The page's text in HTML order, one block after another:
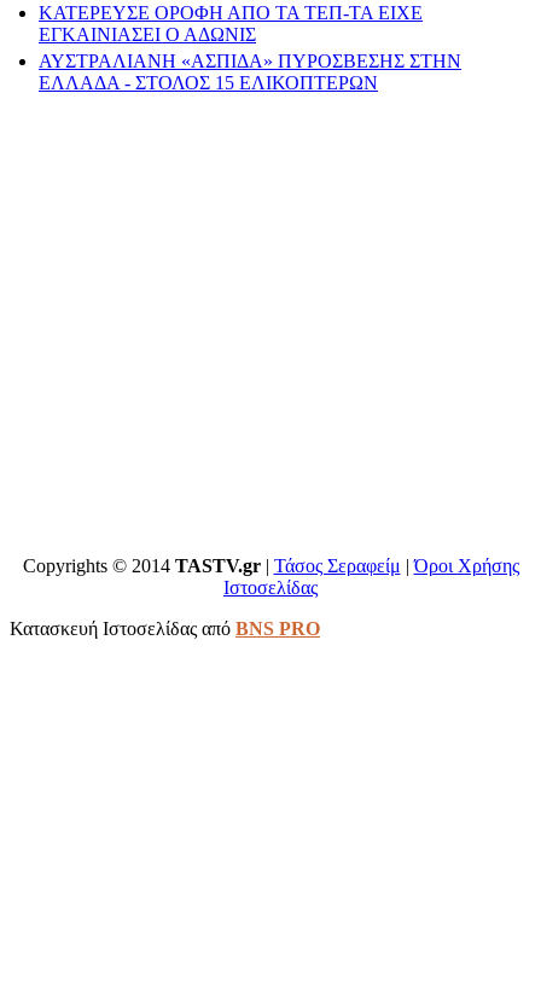
ΚΑΤΕΡΕΥΣΕ ΟΡΟΦΗ ΑΠΟ ΤΑ ΤΕΠ-ΤΑ ΕΙΧΕ
ΕΓΚΑΙΝΙΑΣΕΙ Ο ΑΔΩΝΙΣ
ΑΥΣΤΡΑΛΙΑΝΗ «ΑΣΠΙΔΑ» ΠΥΡΟΣΒΕΣΗΣ ΣΤΗΝ
ΕΛΛΑΔΑ - ΣΤΟΛΟΣ 15 ΕΛΙΚΟΠΤΕΡΩΝ
Copyrights © 2014 TASTV.gr| Τάσος Σεραφείμ |Όροι Χρήσης
Ιστοσελίδας
Κατασκευή Ιστοσελίδας από BNS PRO